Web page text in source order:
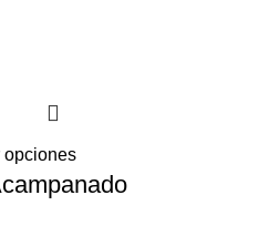
opciones